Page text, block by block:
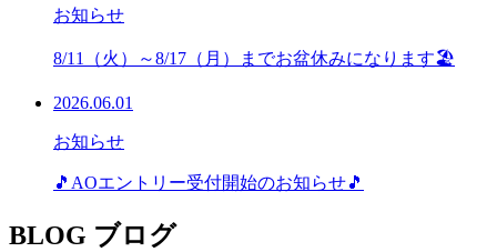
お知らせ
8/11（火）～8/17（月）までお盆休みになります🏖
2026.06.01
お知らせ
🎵AOエントリー受付開始のお知らせ🎵
BLOG ブログ